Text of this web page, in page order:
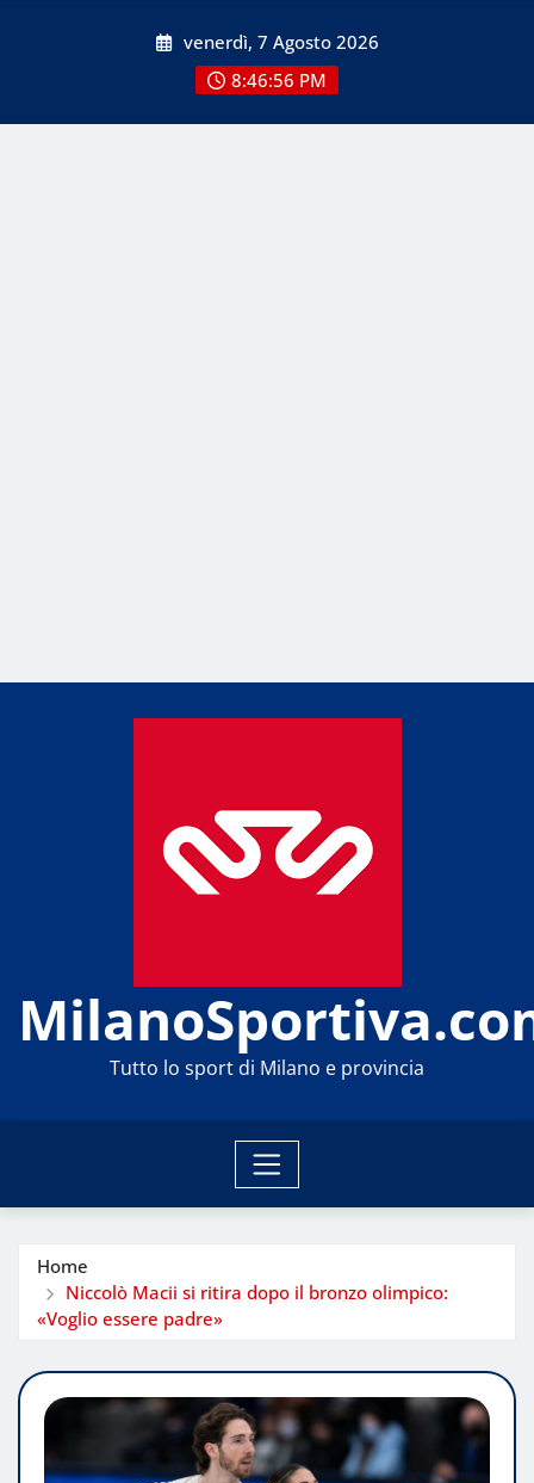
venerdì, 7 Agosto 2026
8:46:56 PM
Tutto lo sport di Milano e provincia
Home
Niccolò Macii si ritira dopo il bronzo olimpico:
«Voglio essere padre»